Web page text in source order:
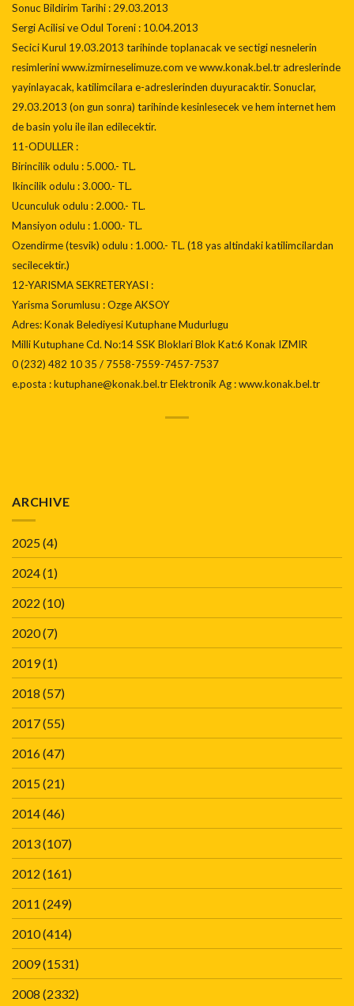
Sonuc Bildirim Tarihi : 29.03.2013
Sergi Acilisi ve Odul Toreni : 10.04.2013
Secici Kurul 19.03.2013 tarihinde toplanacak ve sectigi nesnelerin
resimlerini www.izmirneselimuze.com ve www.konak.bel.tr adreslerinde
yayinlayacak, katilimcilara e-adreslerinden duyuracaktir. Sonuclar,
29.03.2013 (on gun sonra) tarihinde kesinlesecek ve hem internet hem
de basin yolu ile ilan edilecektir.
11-ODULLER :
Birincilik odulu : 5.000.- TL.
Ikincilik odulu : 3.000.- TL.
Ucunculuk odulu : 2.000.- TL.
Mansiyon odulu : 1.000.- TL.
Ozendirme (tesvik) odulu : 1.000.- TL. (18 yas altindaki katilimcilardan
secilecektir.)
12-YARISMA SEKRETERYASI :
Yarisma Sorumlusu : Ozge AKSOY
Adres: Konak Belediyesi Kutuphane Mudurlugu
Milli Kutuphane Cd. No:14 SSK Bloklari Blok Kat:6 Konak IZMIR
0 (232) 482 10 35 / 7558-7559-7457-7537
e.posta : kutuphane@konak.bel.tr Elektronik Ag : www.konak.bel.tr
ARCHIVE
2025(4)
2024(1)
2022 (10)
2020(7)
2019(1)
2018 (57)
2017(55)
2016(47)
2015(21)
2014(46)
2013(107)
2012 (161)
2011 (249)
2010(414)
2009(1531)
2008 (2332)